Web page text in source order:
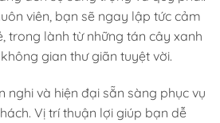
viên, bạn sẽ ngay lập tức cảm
trong lành từ những tán cây xanh
gian thư giãn tuyệt vời.
nghi và hiện đại sẵn sàng phục vụ
Vị trí thuận lợi giúp bạn dễ